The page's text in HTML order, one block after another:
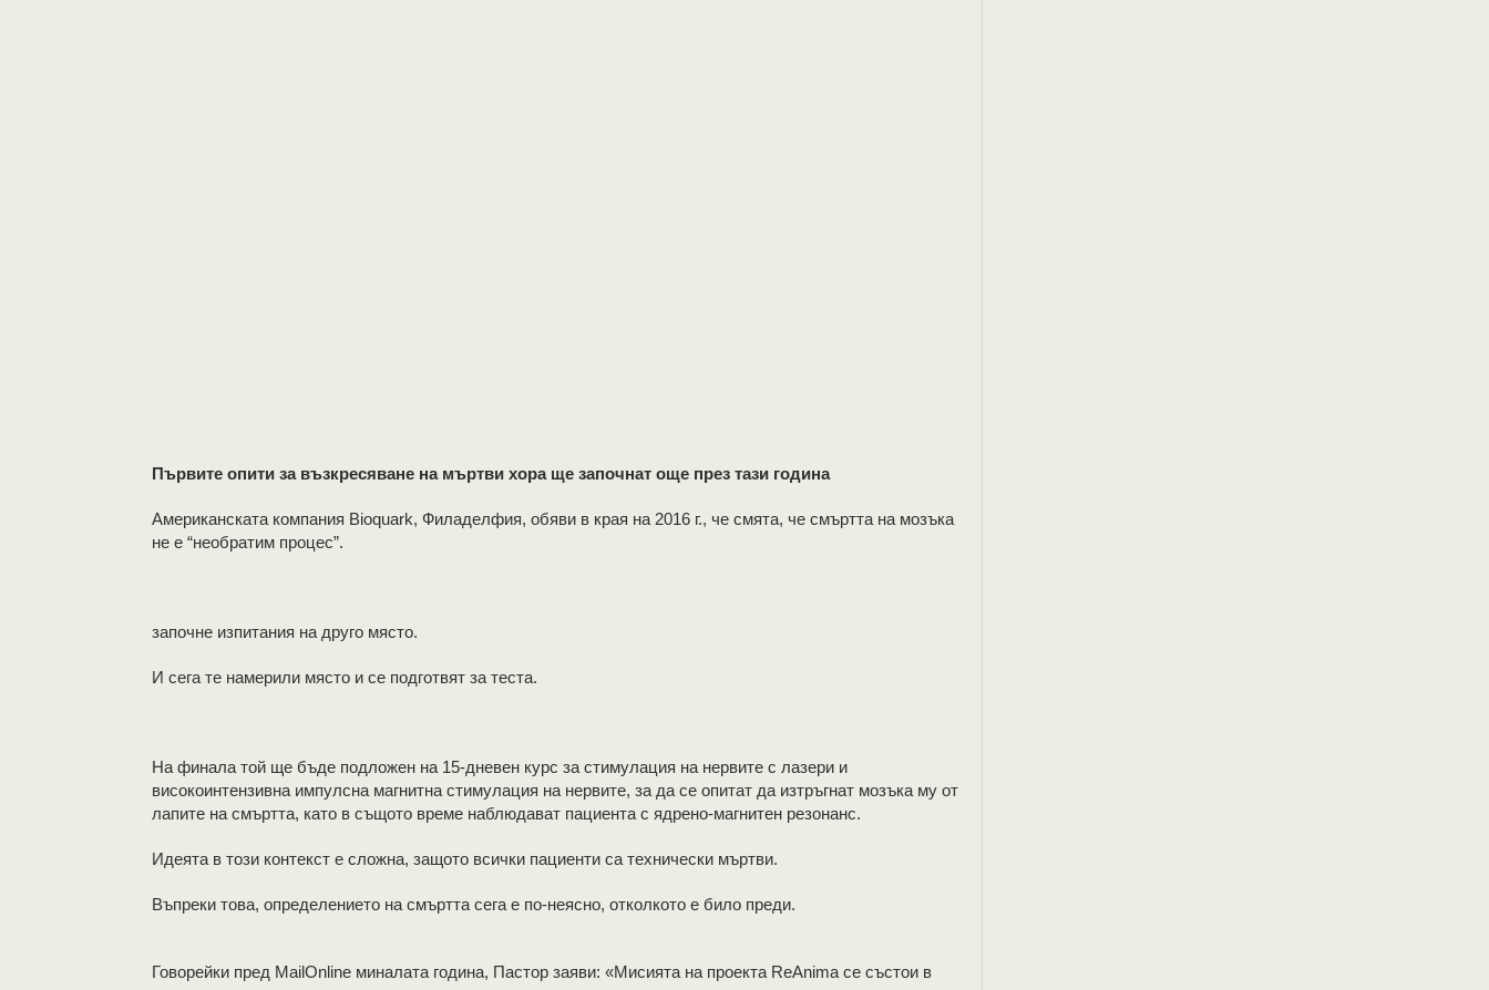
Първите опити за възкресяване на мъртви хора ще започнат още през тази година
Американската компания Bioquark, Филаделфия, обяви в края на 2016 г., че смята, че смъртта на мозъка
не е “необратим процес”.
започне изпитания на друго място.
И сега те намерили място и се подготвят за теста.
На финала той ще бъде подложен на 15-дневен курс за стимулация на нервите с лазери и
високоинтензивна импулсна магнитна стимулация на нервите, за да се опитат да изтръгнат мозъка му от
лапите на смъртта, като в същото време наблюдават пациента с ядрено-магнитен резонанс.
Идеята в този контекст е сложна, защото всички пациенти са технически мъртви.
Въпреки това, определението на смъртта сега е по-неясно, отколкото е било преди.
Говорейки пред MailOnline миналата година, Пастор заяви: «Мисията на проекта ReAnima се състои в